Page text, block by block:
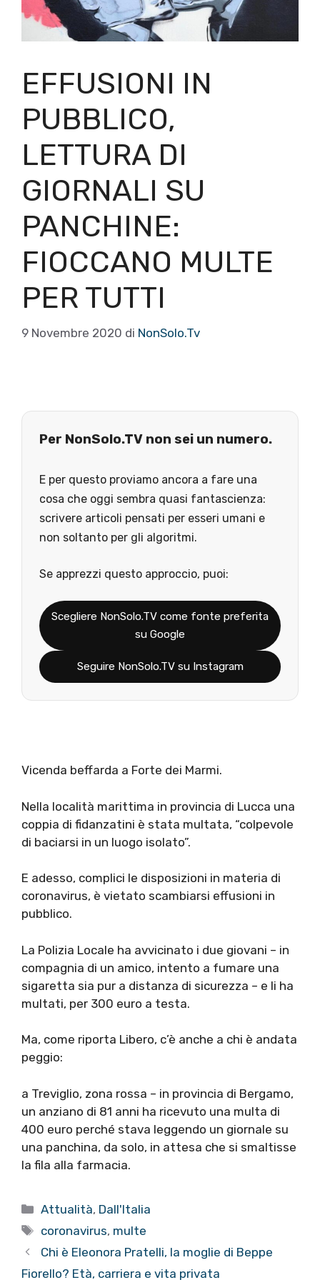
EFFUSIONI IN
PUBBLICO,
LETTURA DI
GIORNALI SU
PANCHINE:
FIOCCANO MULTE
PER TUTTI
9 Novembre 2020 di NonSolo.Tv
Per NonSolo.TV non sei un numero.
E per questo proviamo ancora a fare una
cosa che oggi sembra quasi fantascienza:
scrivere articoli pensati per esseri umani e
non soltanto per gli algoritmi.
Se apprezzi questo approccio, puoi:
Scegliere NonSolo.TV come fonte preferita
su Google
Seguire NonSolo.TV su Instagram
Vicenda beffarda a Forte dei Marmi.
Nella località marittima in provincia di Lucca una
coppia di fidanzatini è stata multata, “colpevole
di baciarsi in un luogo isolato”.
E adesso, complici le disposizioni in materia di
coronavirus, è vietato scambiarsi effusioni in
pubblico.
La Polizia Locale ha avvicinato i due giovani – in
compagnia di un amico, intento a fumare una
sigaretta sia pur a distanza di sicurezza – e li ha
multati, per 300 euro a testa.
Ma, come riporta Libero, c’è anche a chi è andata
peggio:
a Treviglio, zona rossa – in provincia di Bergamo,
un anziano di 81 anni ha ricevuto una multa di
400 euro perché stava leggendo un giornale su
una panchina, da solo, in attesa che si smaltisse
la fila alla farmacia.
Categorie
Attualità, Dall'Italia
Tag
coronavirus, multe
Chi è Eleonora Pratelli, la moglie di Beppe
Fiorello? Età, carriera e vita privata